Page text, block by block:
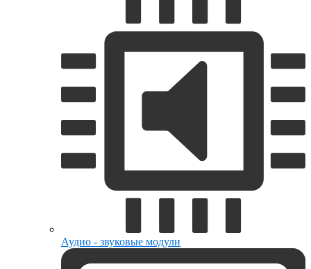
Аудио - звуковые модули